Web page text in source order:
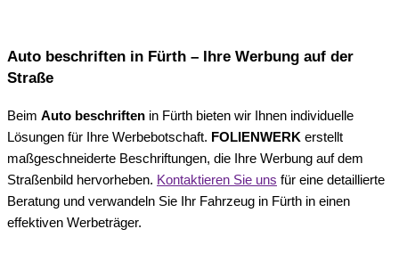
Auto beschriften in Fürth – Ihre Werbung auf der
Straße
Beim Auto beschriften in Fürth bieten wir Ihnen individuelle
Lösungen für Ihre Werbebotschaft. FOLIENWERK erstellt
maßgeschneiderte Beschriftungen, die Ihre Werbung auf dem
Straßenbild hervorheben. Kontaktieren Sie uns für eine detaillierte
Beratung und verwandeln Sie Ihr Fahrzeug in Fürth in einen
effektiven Werbeträger.